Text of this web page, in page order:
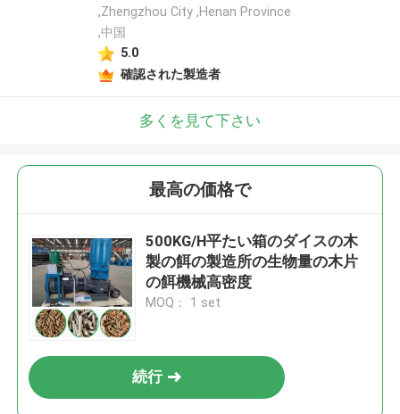
,Zhengzhou City ,Henan Province
,中国
5.0
確認された製造者
多くを見て下さい
最高の価格で
500KG/H平たい箱のダイスの木
製の餌の製造所の生物量の木片
の餌機械高密度
MOQ： 1 set
続行